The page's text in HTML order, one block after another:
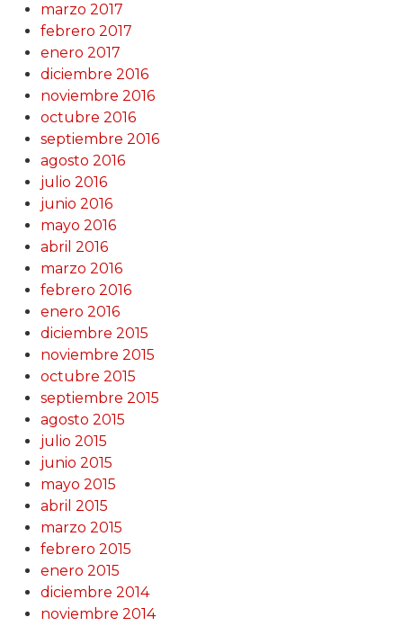
marzo 2017
febrero 2017
enero 2017
diciembre 2016
noviembre 2016
octubre 2016
septiembre 2016
agosto 2016
julio 2016
junio 2016
mayo 2016
abril 2016
marzo 2016
febrero 2016
enero 2016
diciembre 2015
noviembre 2015
octubre 2015
septiembre 2015
agosto 2015
julio 2015
junio 2015
mayo 2015
abril 2015
marzo 2015
febrero 2015
enero 2015
diciembre 2014
noviembre 2014